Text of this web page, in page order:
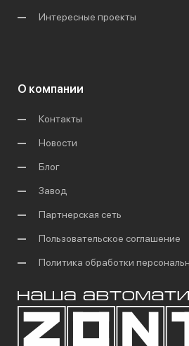
Интересные проекты
О компании
Контакты
Новости
Блог
Завод
Партнерская сеть
Пользовательское соглашение
Политика обработки